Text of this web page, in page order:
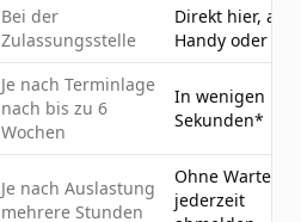
Bei der
Zulassungsstelle
Direkt hier, am
Handy oder PC
Je nach Terminlage
nach bis zu 6
Wochen
In wenigen
Sekunden*
Je nach Auslastung
mehrere Stunden
Ohne Wartezeit
jederzeit